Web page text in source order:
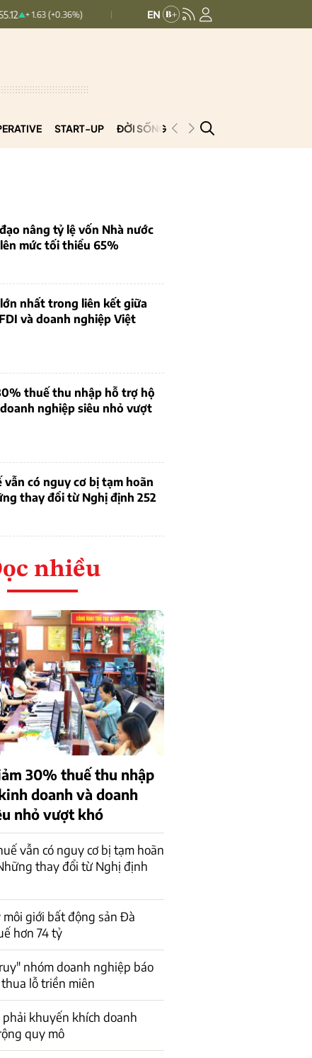
(+0.36%) HNXINDEX: + 0.25 (+0.09%)
START-UP ĐỜI SỐNG PODCAST
nâng tỷ lệ vốn Nhà nước
mức tối thiểu 65%
nhất trong liên kết giữa
và doanh nghiệp Việt
thuế thu nhập hỗ trợ hộ
nghiệp siêu nhỏ vượt
có nguy cơ bị tạm hoãn
thay đổi từ Nghị định 252
nhiều
30% thuế thu nhập
doanh và doanh
nhỏ vượt khó
vẫn có nguy cơ bị tạm hoãn
thay đổi từ Nghị định
giới bất động sản Đà
hơn 74 tỷ
nhóm doanh nghiệp báo
lỗ triền miên
khuyến khích doanh
quy mô